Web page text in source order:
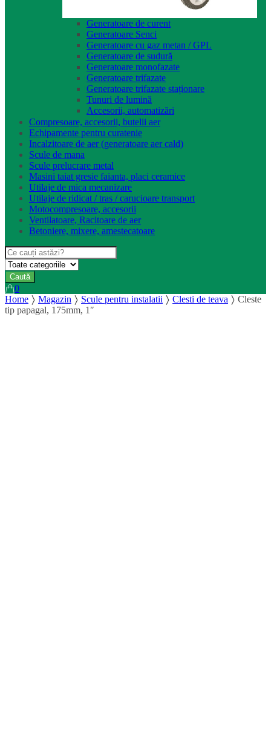
Generatoare de curent
Generatoare Senci
Generatoare cu gaz metan / GPL
Generatoare de sudură
Generatoare monofazate
Generatoare trifazate
Generatoare trifazate staționare
Tunuri de lumină
Accesorii, automatizări
Compresoare, accesorii, butelii aer
Echipamente pentru curatenie
Incalzitoare de aer (generatoare aer cald)
Scule de mana
Scule prelucrare metal
Masini taiat gresie faianta, placi ceramice
Utilaje de mica mecanizare
Utilaje de ridicat / tras / carucioare transport
Motocompresoare, accesorii
Ventilatoare, Racitoare de aer
Betoniere, mixere, amestecatoare
Search
for:
Caută
0
Home
Magazin Scule pentru instalatii Clesti de teava
Cleste
tip papagal, 175mm, 1″